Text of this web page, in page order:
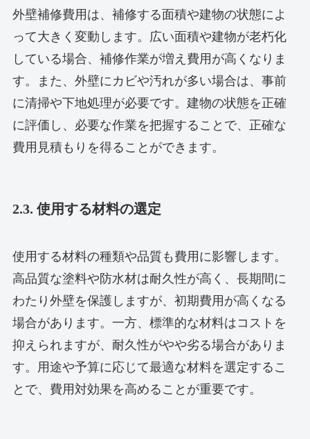
外壁補修費用は、補修する面積や建物の状態によ
って大きく変動します。広い面積や建物が老朽化
している場合、補修作業が増え費用が高くなりま
す。また、外壁にカビや汚れが多い場合は、事前
に清掃や下地処理が必要です。建物の状態を正確
に評価し、必要な作業を把握することで、正確な
費用見積もりを得ることができます。
2.3. 使用する材料の選定
使用する材料の種類や品質も費用に影響します。
高品質な塗料や防水材は耐久性が高く、長期間に
わたり外壁を保護しますが、初期費用が高くなる
場合があります。一方、標準的な材料はコストを
抑えられますが、耐久性がやや劣る場合がありま
す。用途や予算に応じて最適な材料を選定するこ
とで、費用対効果を高めることが重要です。